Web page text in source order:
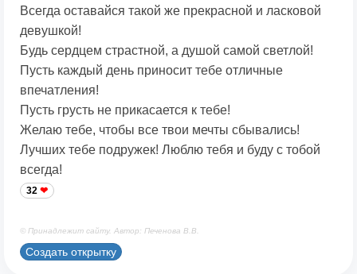
Всегда оставайся такой же прекрасной и ласковой
девушкой!
Будь сердцем страстной, а душой самой светлой!
Пусть каждый день приносит тебе отличные
впечатления!
Пусть грусть не прикасается к тебе!
Желаю тебе, чтобы все твои мечты сбывались!
Лучших тебе подружек! Люблю тебя и буду с тобой
всегда!
32
© Принадлежит сайту. Автор: Печенова В.В.
Создать открытку